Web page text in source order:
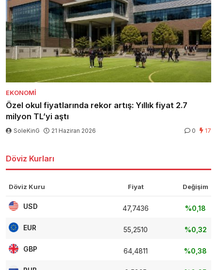
EKONOMI
Özel okul fiyatlarında rekor artış: Yıllık fiyat 2.7
milyon TL’yi aştı
SoleKinG 21 Haziran 2026 0 17
Döviz Kurları
Döviz Kuru Fiyat Değişim
USD 47,7436 %0,18
EUR 55,2510 %0,32
GBP 64,4811 %0,38